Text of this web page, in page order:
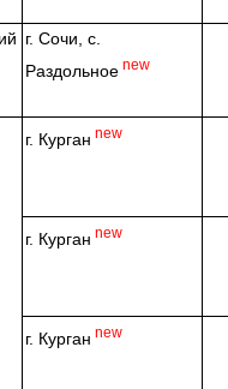
г. Сочи, с.
Раздольное new
г. Курган new
г. Курган new
г. Курган new